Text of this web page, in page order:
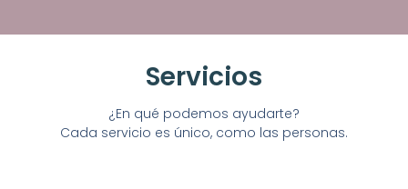
Servicios
¿En qué podemos ayudarte?
Cada servicio es único, como las personas.